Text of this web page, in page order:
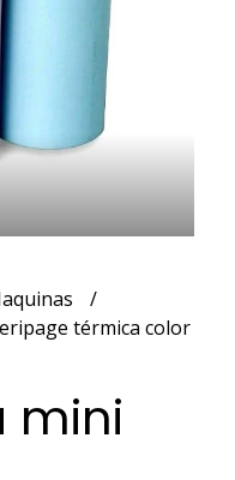
térmica color
mini